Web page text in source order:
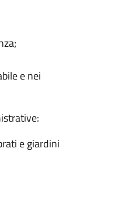
e nei
e giardini